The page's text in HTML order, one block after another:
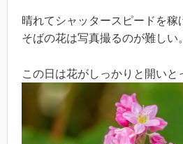
晴れてシャッタースピードを稼
そばの花は写真撮るのが難しい。
この日は花がしっかりと開いと